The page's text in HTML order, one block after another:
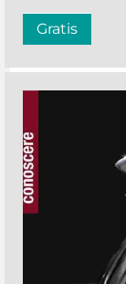
Gratis